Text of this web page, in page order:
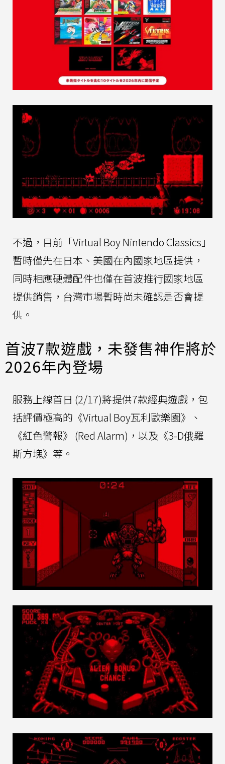
不過，目前「Virtual Boy Nintendo Classics」
暫時僅先在日本、美國在內國家地區提供，
同時相應硬體配件也僅在首波推行國家地區
提供銷售，台灣市場暫時尚未確認是否會提
供。
首波7款遊戲，未發售神作將於
2026年內登場
服務上線首日 (2/17)將提供7款經典遊戲，包
括評價極高的《Virtual Boy瓦利歐樂園》、
《紅色警報》 (Red Alarm)，以及《3-D俄羅
斯方塊》等。